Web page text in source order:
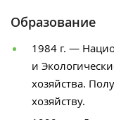
Образование
1984 г. —
и
хозяйства.
хозяйству.